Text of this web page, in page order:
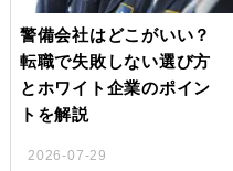
警備会社はどこがいい？
転職で失敗しない選び方
とホワイト企業のポイン
トを解説
2026-07-29